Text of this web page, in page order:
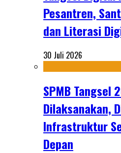
Pesantren,
dan Literasi
30 Juli 2026
SPMB Tangsel
Dilaksanakan,
Infrastruktur
Depan